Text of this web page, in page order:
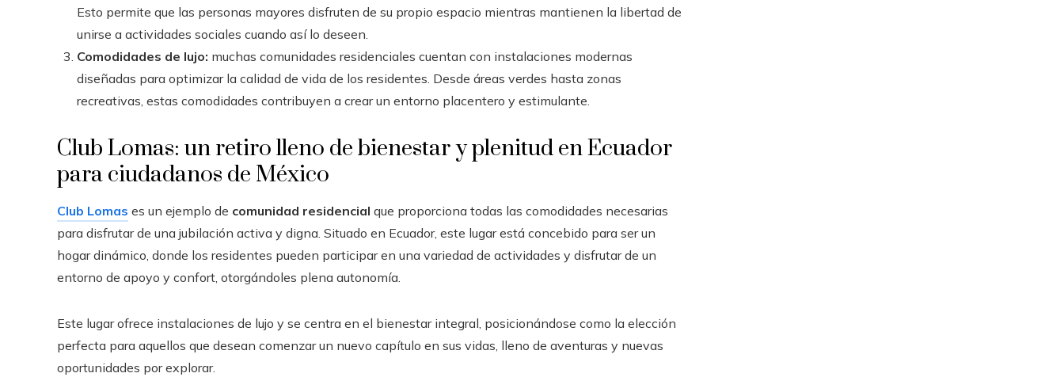
Esto permite que las personas mayores disfruten de su propio espacio mientras mantienen la libertad de
unirse a actividades sociales cuando así lo deseen.
Comodidades de lujo: muchas comunidades residenciales cuentan con instalaciones modernas
diseñadas para optimizar la calidad de vida de los residentes. Desde áreas verdes hasta zonas
recreativas, estas comodidades contribuyen a crear un entorno placentero y estimulante.
Club Lomas: un retiro lleno de bienestar y plenitud en Ecuador
para ciudadanos de México
Club Lomas es un ejemplo de comunidad residencial que proporciona todas las comodidades necesarias
para disfrutar de una jubilación activa y digna. Situado en Ecuador, este lugar está concebido para ser un
hogar dinámico, donde los residentes pueden participar en una variedad de actividades y disfrutar de un
entorno de apoyo y confort, otorgándoles plena autonomía.
Este lugar ofrece instalaciones de lujo y se centra en el bienestar integral, posicionándose como la elección
perfecta para aquellos que desean comenzar un nuevo capítulo en sus vidas, lleno de aventuras y nuevas
oportunidades por explorar.